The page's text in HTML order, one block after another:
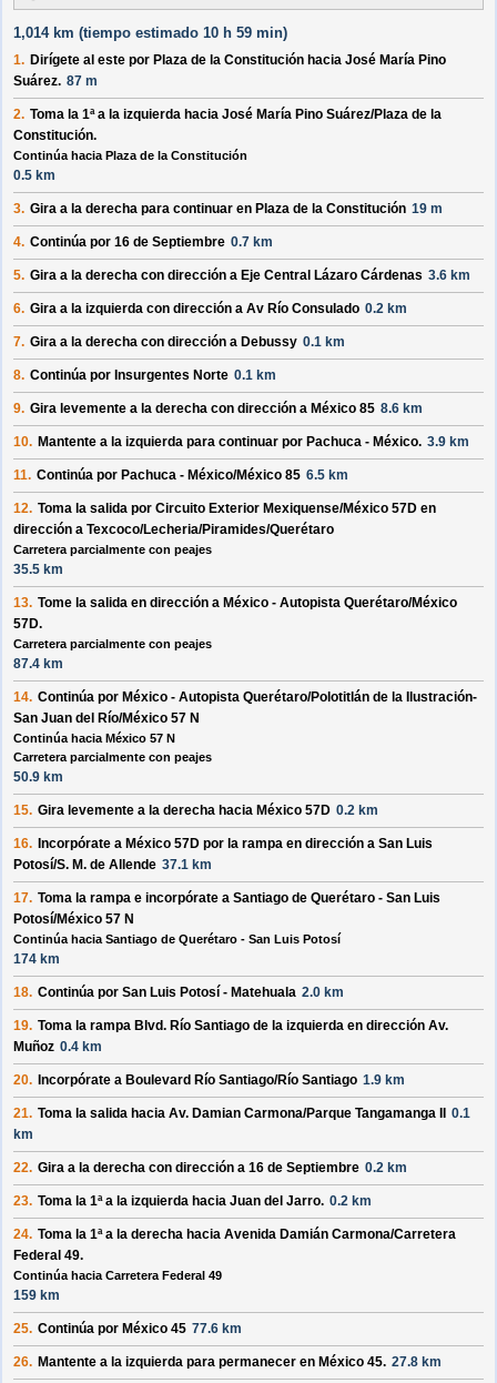
1,014 km (tiempo estimado 10 h 59 min)
1. Dirígete al este por Plaza de la Constitución hacia José María Pino
Suárez. 87 m
2. Toma la 1ª a la izquierda hacia José María Pino Suárez/Plaza de la
Constitución.
Continúa hacia Plaza de la Constitución
0.5 km
3. Gira a la derecha para continuar en Plaza de la Constitución 19 m
4. Continúa por 16 de Septiembre 0.7 km
5. Gira a la derecha con dirección a Eje Central Lázaro Cárdenas 3.6 km
6. Gira a la izquierda con dirección a Av Río Consulado 0.2 km
7. Gira a la derecha con dirección a Debussy 0.1 km
8. Continúa por Insurgentes Norte 0.1 km
9. Gira levemente a la derecha con dirección a México 85 8.6 km
10. Mantente a la izquierda para continuar por Pachuca - México. 3.9 km
11. Continúa por Pachuca - México/México 85 6.5 km
12. Toma la salida por Circuito Exterior Mexiquense/México 57D en
dirección a Texcoco/Lecheria/Piramides/Querétaro
Carretera parcialmente con peajes
35.5 km
13. Tome la salida en dirección a México - Autopista Querétaro/México
57D.
Carretera parcialmente con peajes
87.4 km
14. Continúa por México - Autopista Querétaro/Polotitlán de la Ilustración-
San Juan del Río/México 57 N
Continúa hacia México 57 N
Carretera parcialmente con peajes
50.9 km
15. Gira levemente a la derecha hacia México 57D 0.2 km
16. Incorpórate a México 57D por la rampa en dirección a San Luis
Potosí/S. M. de Allende 37.1 km
17. Toma la rampa e incorpórate a Santiago de Querétaro - San Luis
Potosí/México 57 N
Continúa hacia Santiago de Querétaro - San Luis Potosí
174 km
18. Continúa por San Luis Potosí - Matehuala 2.0 km
19. Toma la rampa Blvd. Río Santiago de la izquierda en dirección Av.
Muñoz 0.4 km
20. Incorpórate a Boulevard Río Santiago/Río Santiago 1.9 km
21. Toma la salida hacia Av. Damian Carmona/Parque Tangamanga II
0.1
km
22. Gira a la derecha con dirección a 16 de Septiembre 0.2 km
23. Toma la 1ª a la izquierda hacia Juan del Jarro. 0.2 km
24. Toma la 1ª a la derecha hacia Avenida Damián Carmona/Carretera
Federal 49.
Continúa hacia Carretera Federal 49
159 km
25. Continúa por México 45 77.6 km
26. Mantente a la izquierda para permanecer en México 45. 27.8 km